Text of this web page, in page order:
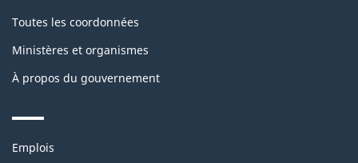
Toutes les coordonnées
Ministères et organismes
À propos du gouvernement
Themes
Emplois